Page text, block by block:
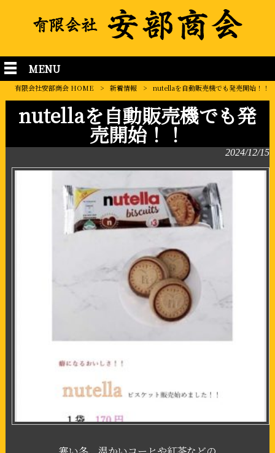
MENU
有限会社安部商会 HOME > 新着情報 > nutellaを自動販売機でも発売開始！！
nutellaを自動販売機でも発
売開始！！
2024/12/15